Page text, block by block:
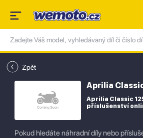
Zpět
Aprilia
Aprilia Classic
příslušenství
Pokud hledáte náhradní díly nebo